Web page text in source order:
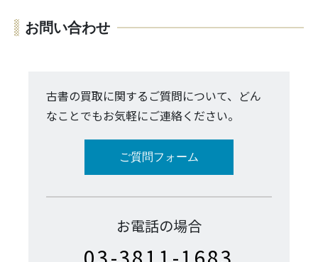
お問い合わせ
古書の買取に関するご質問について、どん
なことでもお気軽にご連絡ください。
ご質問フォーム
お電話の場合